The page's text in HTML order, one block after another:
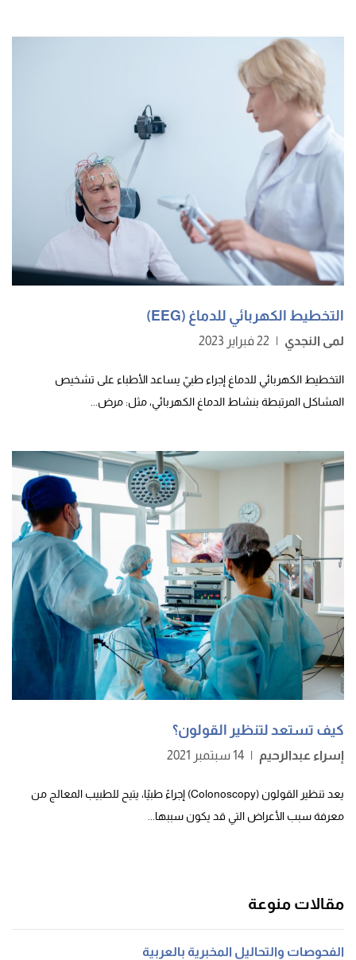
التخطيط الكهربائي للدماغ (EEG)
لمى النجدي | 22 فبراير 2023
التخطيط الكهربائي للدماغ إجراء طبيّ يساعد الأطباء على تشخيص
المشاكل المرتبطة بنشاط الدماغ الكهربائي، مثل: مرض...
كيف تستعد لتنظير القولون؟
إسراء عبدالرحيم | 14 سبتمبر 2021
يعد تنظير القولون (Colonoscopy) إجراءً طبيًا، يتيح للطبيب المعالج من
معرفة سبب الأعراض التي قد يكون سببها...
مقالات منوعة
الفحوصات والتحاليل المخبرية بالعربية